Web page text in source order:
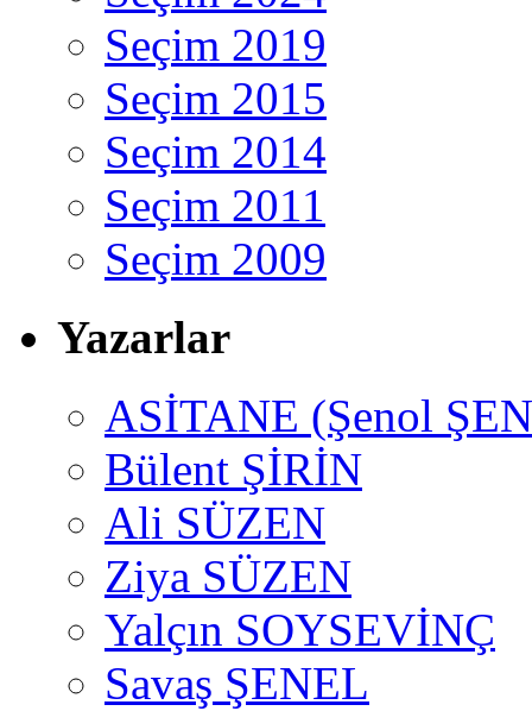
Seçim 2019
Seçim 2015
Seçim 2014
Seçim 2011
Seçim 2009
Yazarlar
ASİTANE (Şenol
Bülent ŞİRİN
Ali SÜZEN
Ziya SÜZEN
Yalçın SOYSEVİNÇ
Savaş ŞENEL